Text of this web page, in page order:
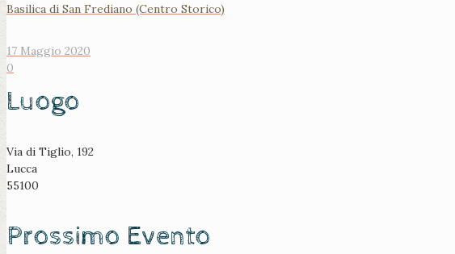
Basilica di San Frediano (Centro Storico)
17 Maggio 2020
0
Luogo
Via di Tiglio, 192
Lucca
55100
Prossimo Evento